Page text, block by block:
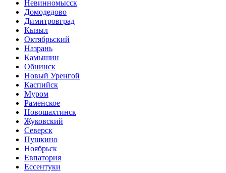
Невинномысск
Домодедово
Димитровград
Кызыл
Октябрьский
Назрань
Камышин
Обнинск
Новый Уренгой
Каспийск
Муром
Раменское
Новошахтинск
Жуковский
Северск
Пушкино
Ноябрьск
Евпатория
Ессентуки